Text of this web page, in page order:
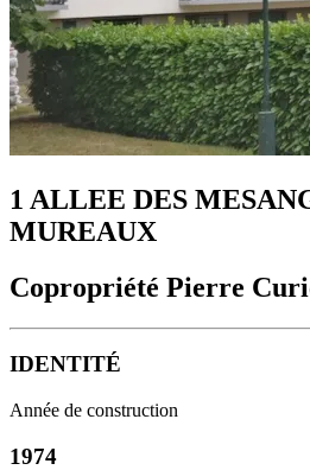
1 ALLEE DES
MUREAUX
Copropriété Pierre
IDENTITÉ
Année de construction
1974